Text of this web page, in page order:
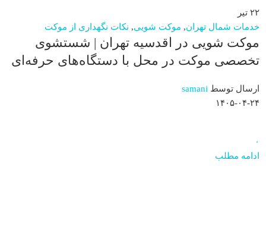
۲۲ تیر
خدمات شمال تهران, موکت شویی, نکات نگهداری از موکت
موکت شویی در اقدسیه تهران | شستشوی
تخصصی موکت در محل با دستگاه‌های حرفه‌ای
ارسال توسط samani
۱۴۰۵-۰۴-۲۴
۰
ادامه مطلب